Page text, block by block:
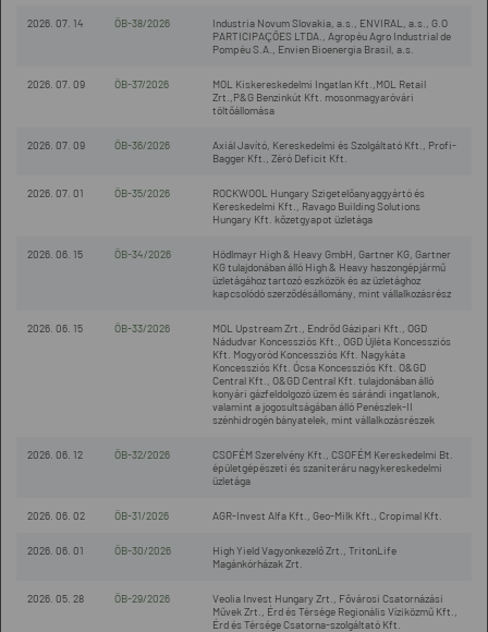
2026. 07. 14 ÖB-38/2026
Industria Novum Slovakia, a.s., ENVIRAL, a.s., G.O
PARTICIPAÇÕES LTDA., Agropéu Agro Industrial de
Pompéu S.A., Envien Bioenergia Brasil, a.s.
2026. 07. 09 ÖB-37/2026
MOL Kiskereskedelmi Ingatlan Kft.,MOL Retail
Zrt.,P&G Benzinkút Kft. mosonmagyaróvári
töltőállomása
2026. 07. 09 ÖB-36/2026
Axiál Javító, Kereskedelmi és Szolgáltató Kft., Profi-
Bagger Kft., Zéró Deficit Kft.
2026. 07. 01 ÖB-35/2026
ROCKWOOL Hungary Szigetelőanyaggyártó és
Kereskedelmi Kft., Ravago Building Solutions
Hungary Kft. kőzetgyapot üzletága
2026. 06. 15 ÖB-34/2026
Hödlmayr High & Heavy GmbH, Gartner KG, Gartner
KG tulajdonában álló High & Heavy haszongépjármű
üzletágához tartozó eszközök és az üzletághoz
kapcsolódó szerződésállomány, mint vállalkozásrész
2026. 06. 15 ÖB-33/2026
MOL Upstream Zrt., Endrőd Gázipari Kft., OGD
Nádudvar Koncessziós Kft., OGD Újléta Koncessziós
Kft. Mogyoród Koncessziós Kft. Nagykáta
Koncessziós Kft. Ócsa Koncessziós Kft. O&GD
Central Kft., O&GD Central Kft. tulajdonában álló
konyári gázfeldolgozó üzem és sárándi ingatlanok,
valamint a jogosultságában álló Penészlek-II
szénhidrogén bányatelek, mint vállalkozásrészek
2026. 06. 12 ÖB-32/2026
CSOFÉM Szerelvény Kft., CSOFÉM Kereskedelmi Bt.
épületgépészeti és szaniteráru nagykereskedelmi
üzletága
2026. 06. 02 ÖB-31/2026 AGR-Invest Alfa Kft., Geo-Milk Kft., Cropimal Kft.
2026. 06. 01 ÖB-30/2026
High Yield Vagyonkezelő Zrt., TritonLife
Magánkórházak Zrt.
2026. 05. 28 ÖB-29/2026
Veolia Invest Hungary Zrt., Fővárosi Csatornázási
Művek Zrt., Érd és Térsége Regionális Víziközmű Kft.,
Érd és Térsége Csatorna-szolgáltató Kft.